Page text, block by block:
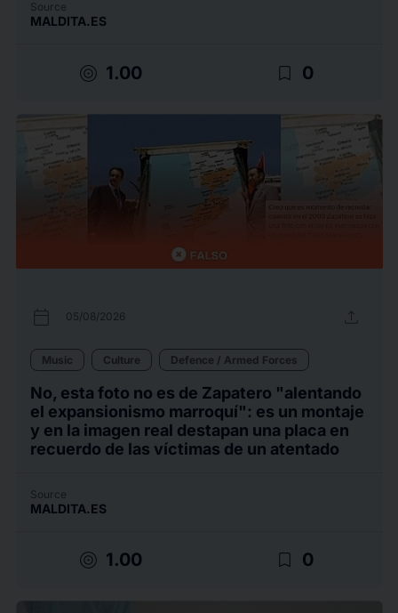
Source
MALDITA.ES
target 1.00 bookmark_border 0
calendar_today 05/08/2026 upload
Music Culture Defence / Armed Forces
No, esta foto no es de Zapatero "alentando
el expansionismo marroquí": es un montaje
y en la imagen real destapan una placa en
recuerdo de las víctimas de un atentado
Source
MALDITA.ES
target 1.00 bookmark_border 0